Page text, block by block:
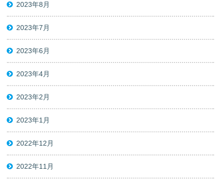
2023年8月
2023年7月
2023年6月
2023年4月
2023年2月
2023年1月
2022年12月
2022年11月